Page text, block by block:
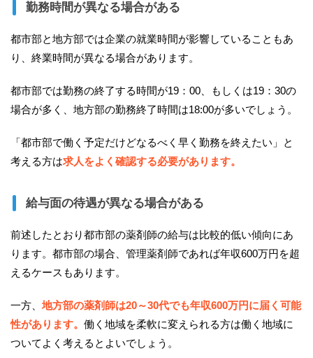
勤務時間が異なる場合がある
都市部と地方部では企業の就業時間が影響していることもあ
り、終業時間が異なる場合があります。
都市部では勤務の終了する時間が19：00、もしくは19：30の
場合が多く、地方部の勤務終了時間は18:00が多いでしょう。
「都市部で働く予定だけどなるべく早く勤務を終えたい」と
考える方は求人をよく確認する必要があります。
給与面の待遇が異なる場合がある
前述したとおり都市部の薬剤師の給与は比較的低い傾向にあ
ります。都市部の場合、管理薬剤師であれば年収600万円を超
えるケースもあります。
一方、地方部の薬剤師は20～30代でも年収600万円に届く可能
性があります。 働く地域を柔軟に変えられる方は働く地域に
ついてよく考えるとよいでしょう。